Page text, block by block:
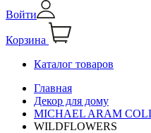
Войти
Корзина
Каталог товаров
Главная
Декор для дому
MICHAEL ARAM
WILDFLOWERS